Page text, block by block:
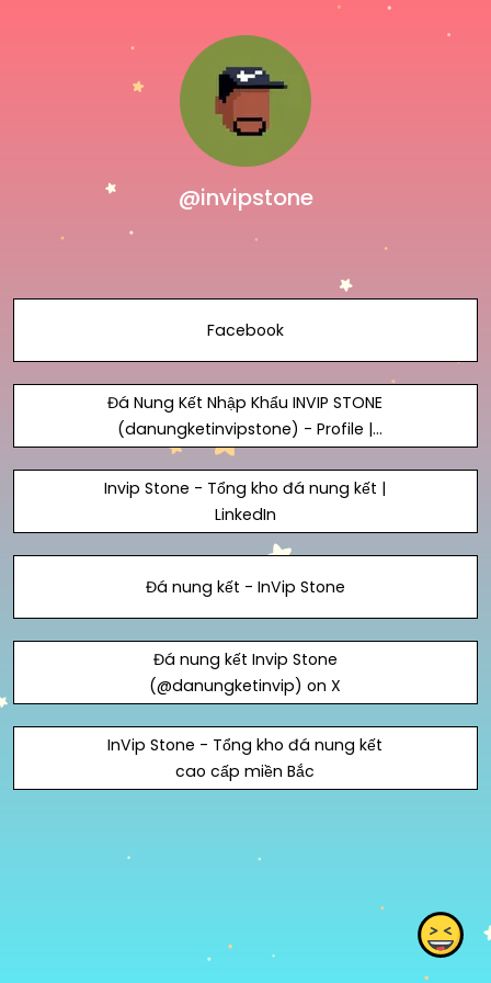
@invipstone
Facebook
Đá Nung Kết Nhập Khẩu INVIP STONE
(danungketinvipstone) - Profile |
Pinterest
Invip Stone - Tổng kho đá nung kết |
LinkedIn
Đá nung kết - InVip Stone
Đá nung kết Invip Stone
(@danungketinvip) on X
InVip Stone - Tổng kho đá nung kết
cao cấp miền Bắc